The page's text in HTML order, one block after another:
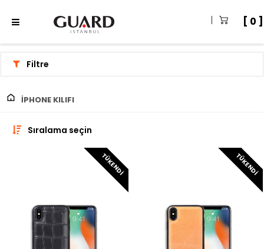
0
Filtre
IPHONE KILIFI
Sıralama seçin
TÜKENDI TÜKENDI